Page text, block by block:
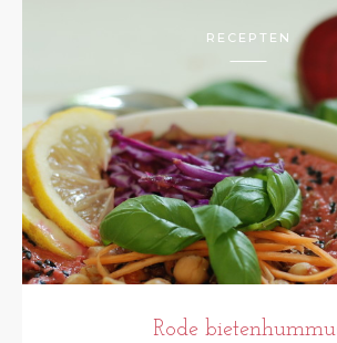
RECEPTEN
Rode